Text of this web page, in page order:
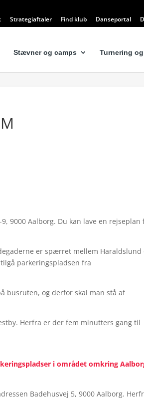
Strategiaftaler Find klub Danseportal
Stævner og camps Turnering
9000 Aalborg. Du kan lave en rejseplan
er spærret mellem Haraldslund
parkeringspladsen fra
busruten, og derfor skal man stå af
Herfra er der fem minutters gang til
i området omkring
Badehusvej 5, 9000 Aalborg.